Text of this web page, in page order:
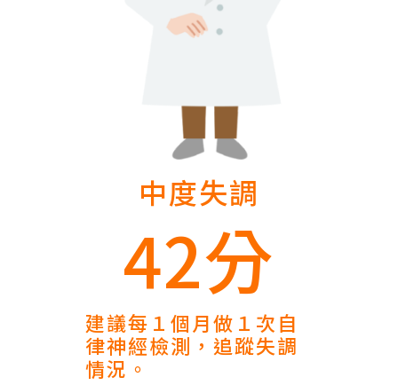
中度失調
42分
建議每１個月做１次自
律神經檢測，追蹤失調
情況。